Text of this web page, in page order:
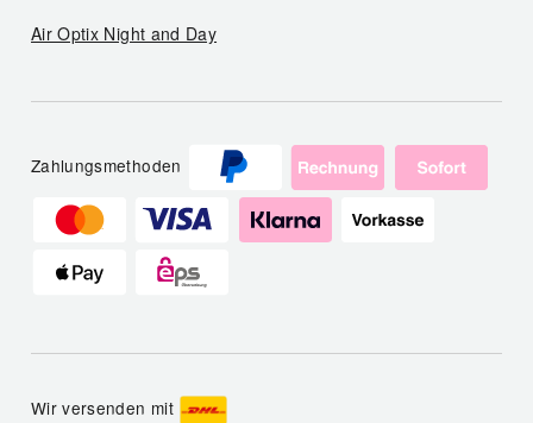
Air Optix Night and Day
Zahlungsmethoden
Wir versenden mit